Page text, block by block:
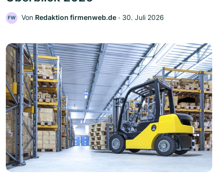
FW Von Redaktion firmenweb.de ‧ 30. Juli 2026